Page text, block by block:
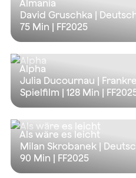
Almania
David Gruschka |
75 Min | FF2025
Alpha
Julia Ducournau |
Spielfilm | 128 Min |
Als wäre es leicht
Milan Skrobanek |
90 Min | FF2025